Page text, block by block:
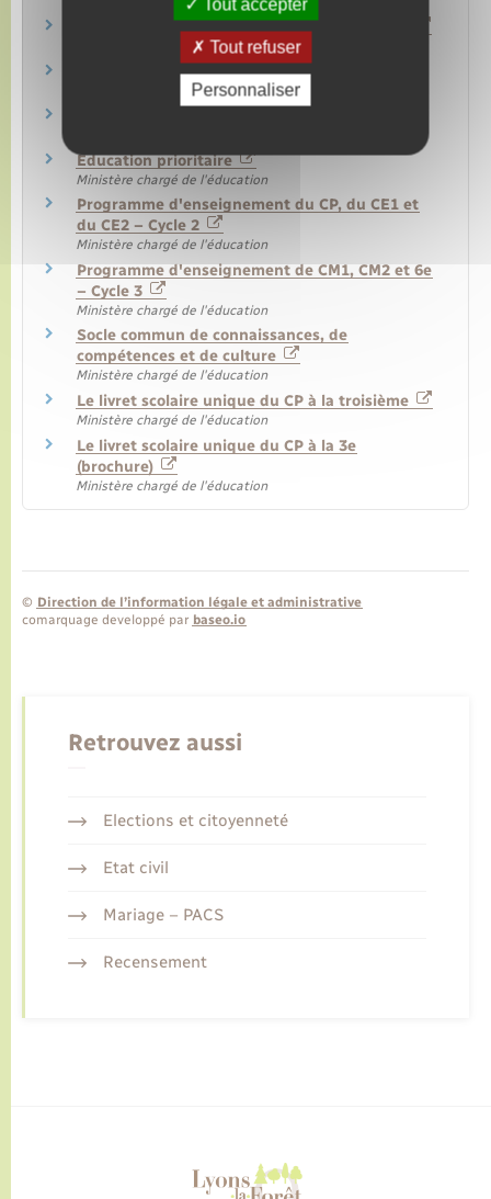
Programmes et horaires à l'école maternelle
Ministère chargé de l'éducation
La mallette des parents
Ministère chargé de l'éducation
Éducation prioritaire
Ministère chargé de l'éducation
Programme d'enseignement du CP, du CE1 et
du CE2 – Cycle 2
Ministère chargé de l'éducation
Programme d'enseignement de CM1, CM2 et 6e
– Cycle 3
Ministère chargé de l'éducation
Socle commun de connaissances, de
compétences et de culture
Ministère chargé de l'éducation
Le livret scolaire unique du CP à la troisième
Ministère chargé de l'éducation
Le livret scolaire unique du CP à la 3e
(brochure)
Ministère chargé de l'éducation
© Direction de l’information légale et administrative
comarquage developpé par baseo.io
Retrouvez aussi
Elections et citoyenneté
Etat civil
Mariage – PACS
Recensement
Tout accepter
Tout refuser
Personnaliser